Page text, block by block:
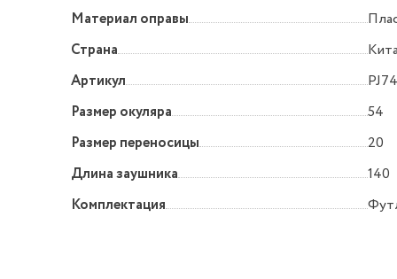
Материал оправы
Страна
Артикул
Размер окуляра
54
Размер переносицы
20
Длина заушника
140
Комплектация